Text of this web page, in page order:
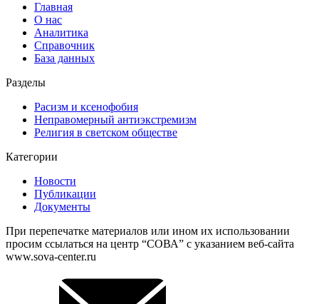
Главная
О нас
Аналитика
Справочник
База данных
Разделы
Расизм и ксенофобия
Неправомерный антиэкстремизм
Религия в светском обществе
Категории
Новости
Публикации
Документы
При перепечатке материалов или ином их использовании
просим ссылаться на центр “СОВА” с указанием веб-сайта
www.sova-center.ru